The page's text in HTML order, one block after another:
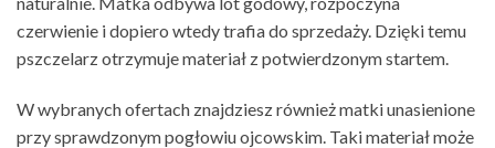
czerwienie i dopiero wtedy trafia do sprzedaży. Dzięki temu
pszczelarz otrzymuje materiał z potwierdzonym startem.
W wybranych ofertach znajdziesz również matki unasienione
przy sprawdzonym pogłowiu ojcowskim. Taki materiał może